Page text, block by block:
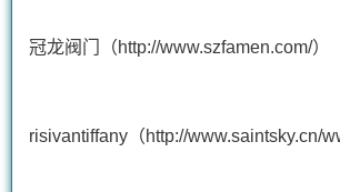
冠龙阀门（http://www.szfamen.com/）
risivantiffany （http://www.saintsky.cn/